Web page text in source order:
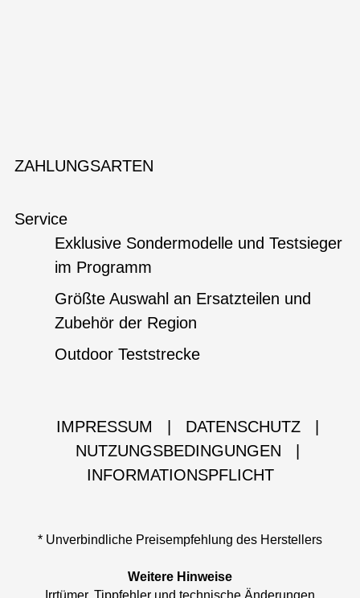
ZAHLUNGSARTEN
Service
Exklusive Sondermodelle und Testsieger
im Programm
Größte Auswahl an Ersatzteilen und
Zubehör der Region
Outdoor Teststrecke
IMPRESSUM DATENSCHUTZ
NUTZUNGSBEDINGUNGEN
INFORMATIONSPFLICHT
* Unverbindliche Preisempfehlung des Herstellers
Weitere Hinweise